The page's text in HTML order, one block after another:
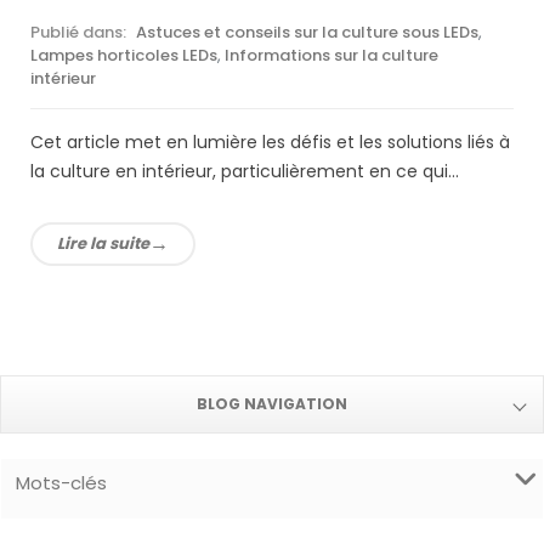
Publié dans: Astuces et conseils sur la culture sous LEDs,
Lampes horticoles LEDs, Informations sur la culture
intérieur
Cet article met en lumière les défis et les solutions liés à
la culture en intérieur, particulièrement en ce qui...
Lire la suite
BLOG NAVIGATION
Mots-clés